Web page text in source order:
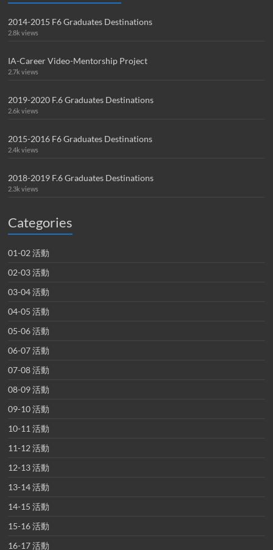
2014-2015 F6 Graduates Destinations
2.8k views
IA-Career Video-Mentorship Project
2.7k views
2019-2020 F.6 Graduates Destinations
2.6k views
2015-2016 F6 Graduates Destinations
2.4k views
2018-2019 F.6 Graduates Destinations
2.3k views
Categories
01-02 活動
02-03 活動
03-04 活動
04-05 活動
05-06 活動
06-07 活動
07-08 活動
08-09 活動
09-10 活動
10-11 活動
11-12 活動
12-13 活動
13-14 活動
14-15 活動
15-16 活動
16-17 活動